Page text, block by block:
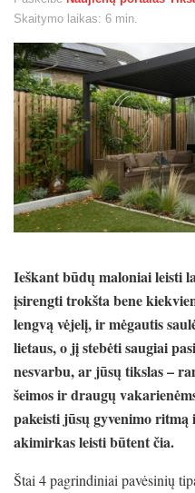
Skaitymo laikas: 6 min.
Ieškant būdų maloniai leisti
įsirengti trokšta bene
lengvą vėjelį, ir mėgautis
lietaus, o jį stebėti saugiai
nesvarbu, ar jūsų tikslas –
šeimos ir draugų
pakeisti jūsų gyvenimo
akimirkas leisti būtent čia.
Štai 4 pagrindiniai pavėsinių